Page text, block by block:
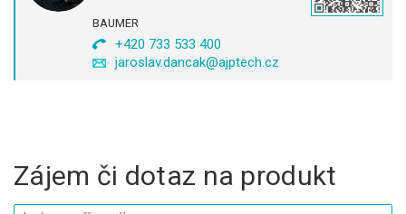
BAUMER
+420 733 533 400
jaroslav.dancak@ajptech.cz
Zájem či dotaz na produkt